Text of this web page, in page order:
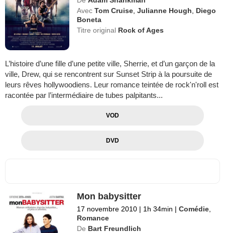
Avec Tom Cruise ,Julianne Hough
Diego
Boneta
Titre original Rock of Ages
L’histoire d’une fille d’une petite ville, Sherrie, et d’un garçon de la
ville, Drew, qui se rencontrent sur Sunset Strip à la poursuite de
leurs rêves hollywoodiens. Leur romance teintée de rock'n'roll est
racontée par l’intermédiaire de tubes palpitants...
VOD
DVD
Mon babysitter
17 novembre 2010 | 1h 34min | Comédie
Romance
De Bart Freundlich